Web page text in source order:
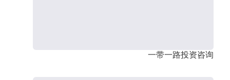
一带一路投资咨询